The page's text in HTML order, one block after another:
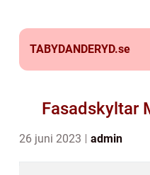
TABYDANDERYD.se
Fasadskyltar
26 juni 2023 admin